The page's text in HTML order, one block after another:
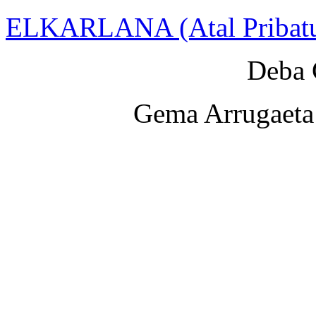
ELKARLANA (Atal
Deba
Gema